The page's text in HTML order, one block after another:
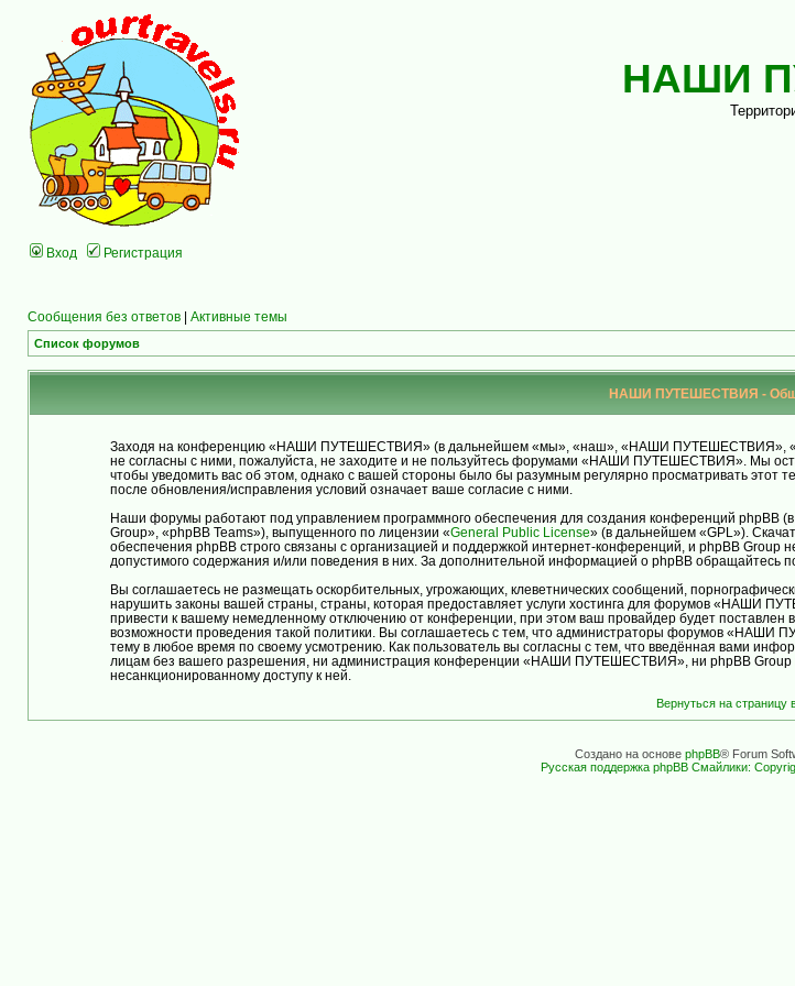
НАШИ
Вход Регистрация
Сообщения без ответов | Активные темы
Список форумов
НАШИ ПУТЕШЕСТВИЯ -
Заходя на конференцию «НАШИ ПУТЕШЕСТВИЯ» (в дальнейшем «мы», «наш», «НАШИ ПУТЕШЕСТВИЯ»,
не согласны с ними, пожалуйста, не заходите и не пользуйтесь форумами «НАШИ ПУТЕШЕСТВИЯ». Мы
чтобы уведомить вас об этом, однако с вашей стороны было бы разумным регулярно просматривать
после обновления/исправления условий означает ваше согласие с ними.
Наши форумы работают под управлением программного обеспечения для создания конференций phpBB
Group», «phpBB Teams»), выпущенного по лицензии «General Public License» (в дальнейшем «GPL»).
обеспечения phpBB строго связаны с организацией и поддержкой интернет-конференций, и phpBB Group
допустимого содержания и/или поведения в них. За дополнительной информацией о phpBB обращайтесь
Вы соглашаетесь не размещать оскорбительных, угрожающих, клеветнических сообщений,
нарушить законы вашей страны, страны, которая предоставляет услуги хостинга для форумов «НАШИ
привести к вашему немедленному отключению от конференции, при этом ваш провайдер будет
возможности проведения такой политики. Вы соглашаетесь с тем, что администраторы форумов «НАШИ
тему в любое время по своему усмотрению. Как пользователь вы согласны с тем, что введённая вами
лицам без вашего разрешения, ни администрация конференции «НАШИ ПУТЕШЕСТВИЯ», ни phpBB Group
несанкционированному доступу к ней.
Вернуться на страницу
Создано на основе phpBB® Forum
Русская поддержка phpBB Смайлики: